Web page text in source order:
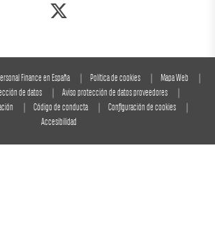
de herramientas
Finance en España Política de cookies
Mapa Web
de datos
Aviso protección de datos proveedores
Código de conducta
Configuración de cookies
Accesibilidad